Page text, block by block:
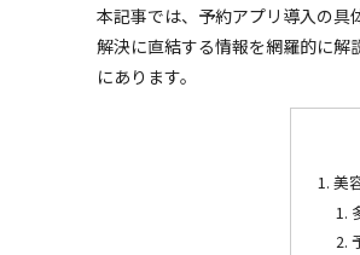
本記事では、予約アプリ導入の具
解決に直結する情報を網羅的に解
にあります。
美